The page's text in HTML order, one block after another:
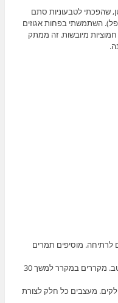
שהפכתי לטבעוניות סתם
השתמשתי בפחות אגוזים
מיובשות. זה ממתק
לרתיחה. מוסיפים תמרים
מוסיפים את כל שאר החומרים ומערבבים היטב. מקררים במקרר למשך 30
מהמקרר ומחלקים את העיסה ל-4 חלקים. מעצבים כל חלק לצורת